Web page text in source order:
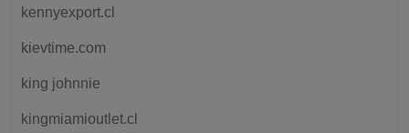
kennyexport.cl
kievtime.com
king johnnie
kingmiamioutlet.cl